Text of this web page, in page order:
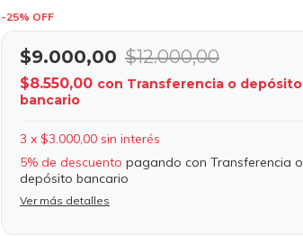
-25% OFF
$9.000,00 $12.000,00
$8.550,00 con Transferencia o depósito
bancario
3 x $3.000,00 sin interés
5% de descuento pagando con Transferencia o
depósito bancario
Ver más detalles